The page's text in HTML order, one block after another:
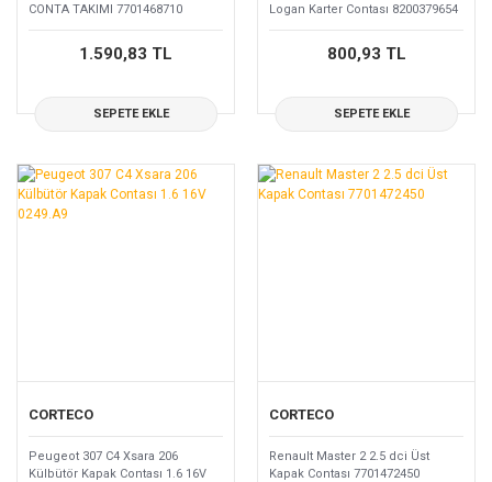
CONTA TAKIMI 7701468710
1.590,83 TL
SEPETE EKLE
Logan Karter Contası 8200379654
800,93 TL
SEPETE EKLE
CORTECO
Peugeot 307 C4 Xsara 206
Külbütör Kapak Contası 1.6 16V
CORTECO
Renault Master 2 2.5 dci Üst
Kapak Contası 7701472450